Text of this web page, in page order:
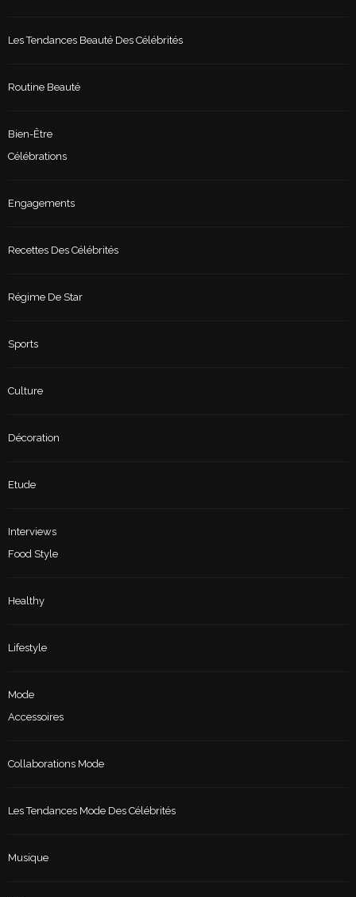
Les Tendances Beauté Des Célébrités
Routine Beauté
Bien-Être
Célébrations
Engagements
Recettes Des Célébrités
Régime De Star
Sports
Culture
Décoration
Etude
Interviews
Food Style
Healthy
Lifestyle
Mode
Accessoires
Collaborations Mode
Les Tendances Mode Des Célébrités
Musique